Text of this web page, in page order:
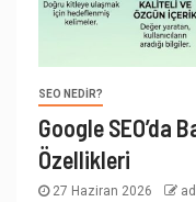
SEO NEDIR?
Google SEO’da
Özellikleri
27 Haziran 2026